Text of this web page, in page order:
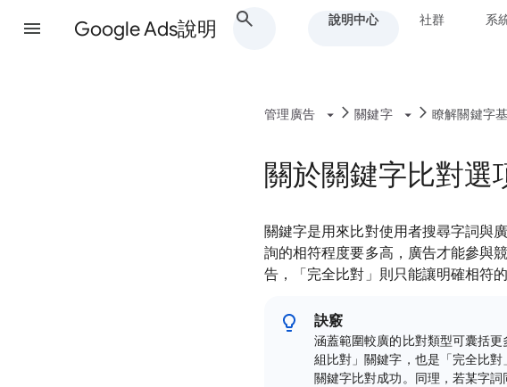
Google Ads說明 說明中心 社群 系
管理廣告 關鍵字 瞭解關鍵字
關於關鍵字比對選
關鍵字是用來比對使用者搜尋字詞與
詢的相符程度要多高，廣告才能參與
告，「完全比對」則只能讓明確相符
訣竅
涵蓋範圍較廣的比對類型可囊括
組比對」關鍵字，也是「完全比
關鍵字比對成功。同理，若某字